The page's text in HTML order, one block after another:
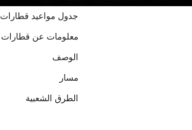
جدول مواعيد قطارات
معلومات عن قطارات
الوصف
مسار
الطرق الشعبية